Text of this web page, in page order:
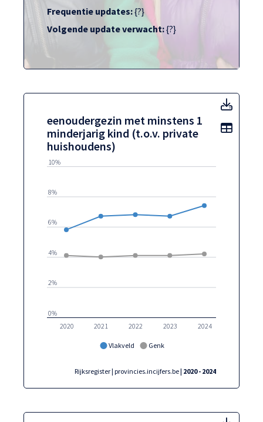
Frequentie updates:{?}
Volgende update verwacht:{?}
eenoudergezin met minstens 1
minderjarig kind (t.o.v. private
huishoudens)
Vlakveld Genk
2020 2021 2022 2023 2024
0%
2%
4%
6%
8%
10%
Rijksregister | provincies.incijfers.be| 2020 - 2024
Toon